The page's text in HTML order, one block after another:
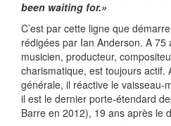
been waiting for.»
C’est par cette ligne que
rédigées par Ian Anderson. A 75
musicien, producteur,
charismatique, est toujours actif.
générale, il réactive le vaisseau-
il est le dernier porte-étendard
Barre en 2012), 19 ans après le